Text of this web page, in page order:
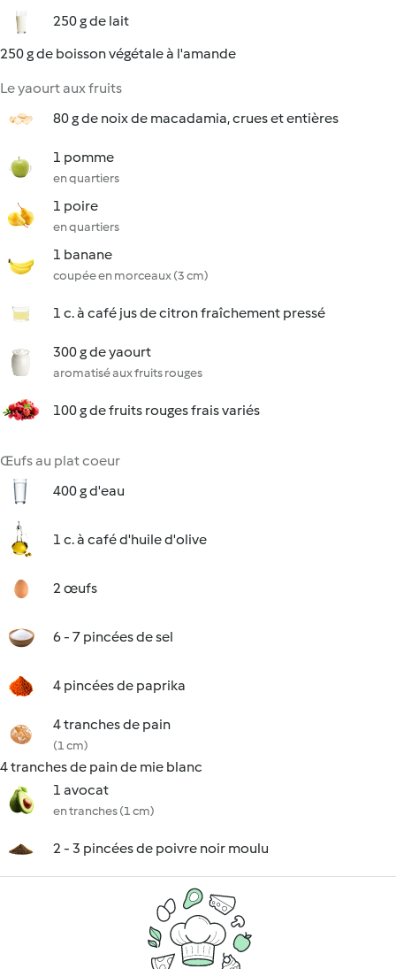
250 g de lait
250 g de boisson végétale à l'amande
Le yaourt aux fruits
80 g de noix de macadamia, crues et entières
1 pomme
en quartiers
1 poire
en quartiers
1 banane
coupée en morceaux (3 cm)
1 c. à café jus de citron fraîchement pressé
300 g de yaourt
aromatisé aux fruits rouges
100 g de fruits rouges frais variés
Œufs au plat coeur
400 g d'eau
1 c. à café d'huile d'olive
2 œufs
6 - 7 pincées de sel
4 pincées de paprika
4 tranches de pain
(1 cm)
4 tranches de pain de mie blanc
1 avocat
en tranches (1 cm)
2 - 3 pincées de poivre noir moulu